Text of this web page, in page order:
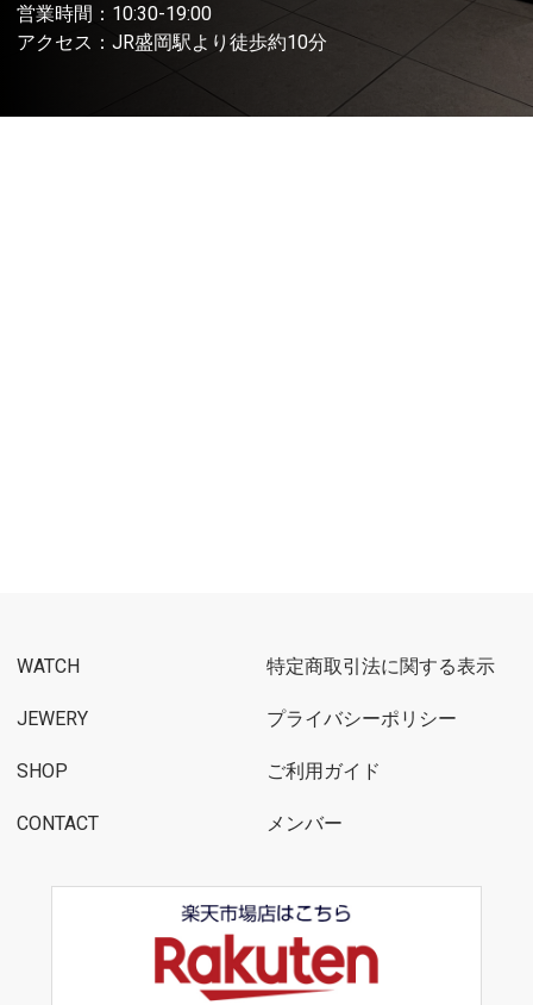
営業時間：10:30-19:00
アクセス：JR盛岡駅より徒歩約10分
WATCH
JEWERY
SHOP
CONTACT
特定商取引法に関する表示
プライバシーポリシー
ご利用ガイド
メンバー